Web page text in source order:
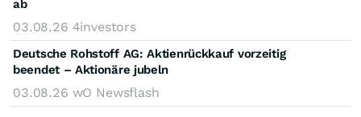
ab
03.08.26 4investors
Deutsche Rohstoff AG: Aktienrückkauf vorzeitig
beendet – Aktionäre jubeln
03.08.26 wO Newsflash